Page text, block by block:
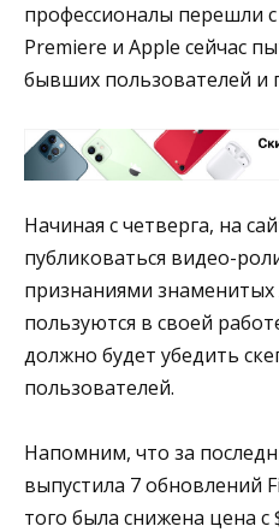
профессионалы перешли
Premiere и Apple сейчас
бывших пользователей и
Начиная с четверга, на
публиковаться видео-
признаниями
пользуются в своей
должно будет убедить
пользователей.
Напомним, что за
выпустила 7 обновлений
того была снижена цена с